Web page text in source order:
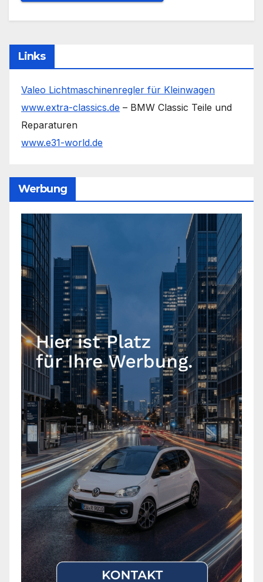
Links
Valeo Lichtmaschinenregler für Kleinwagen
www.extra-classics.de – BMW Classic Teile und
Reparaturen
www.e31-world.de
Werbung